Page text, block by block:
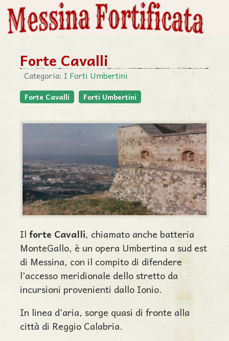
Forte Cavalli
Categoria: I Forti Umbertini
Forte Cavalli Forti Umbertini
Il forte Cavalli, chiamato anche batteria
MonteGallo, è un opera Umbertina a sud est
di Messina, con il compito di difendere
l’accesso meridionale dello stretto da
incursioni provenienti dallo Ionio.
In linea d’aria, sorge quasi di fronte alla
città di Reggio Calabria.